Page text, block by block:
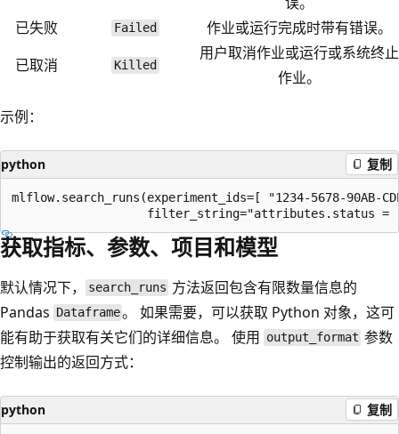
已失败
Failed
作业或运行完成时带有错误。
已取消
Killed
用户取消作业或运行或系统终止
作业。
示例：
python 复制
mlflow.search_runs(experiment_ids=[ "1234-5678-90AB-
获取指标、参数、项目和模型
默认情况下， search_runs 方法返回包含有限数量信息的
Pandas Dataframe。 如果需要，可以获取 Python 对象，这可
能有助于获取有关它们的详细信息。 使用 output_format 参数
控制输出的返回方式：
python 复制